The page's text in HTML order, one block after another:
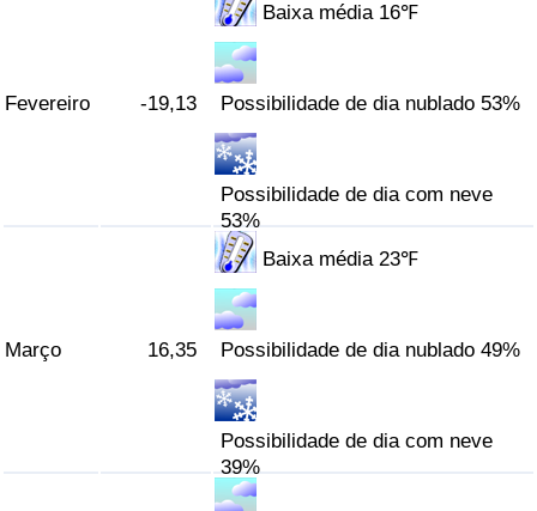
Fevereiro -19,13
Baixa média 16℉
Possibilidade de dia nublado 53%
Possibilidade de dia com neve
53%
Março 16,35
Baixa média 23℉
Possibilidade de dia nublado 49%
Possibilidade de dia com neve
39%
Indicador de Trânsito
Indicador de Trânsito (Atual)
Indicador de Trânsito por País